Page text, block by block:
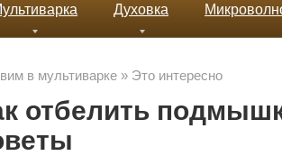
Духовка
в мультиварке » Это интересно
отбелить